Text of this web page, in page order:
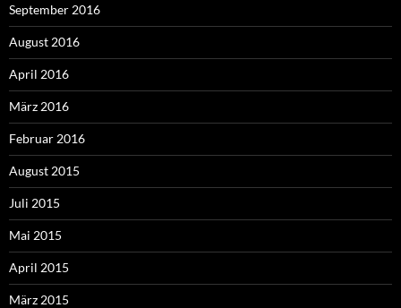
September 2016
August 2016
April 2016
März 2016
Februar 2016
August 2015
Juli 2015
Mai 2015
April 2015
März 2015